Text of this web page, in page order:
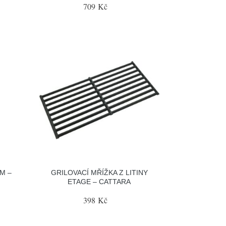
709 Kč
–
GRILOVACÍ MŘÍŽKA Z LITINY
ETAGE – CATTARA
398 Kč